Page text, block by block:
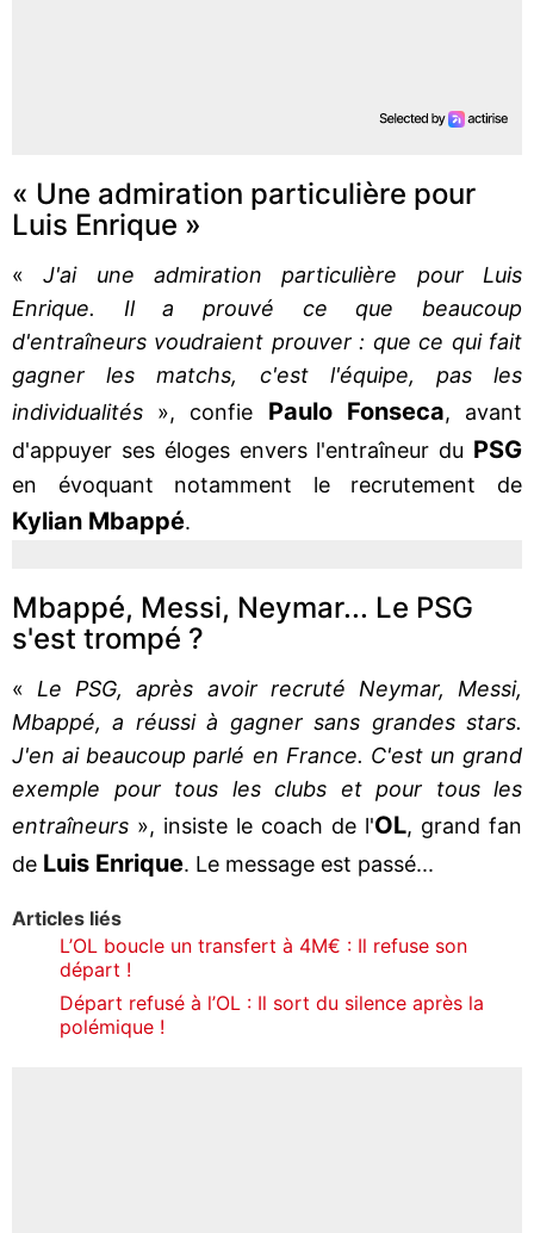
« Une admiration particulière pour
Luis Enrique »
«J'ai une admiration particulière pour Luis
Enrique. Il a prouvé ce que beaucoup
d'entraîneurs voudraient prouver : que ce qui fait
gagner les matchs, c'est l'équipe, pas les
individualités », confie Paulo Fonseca, avant
d'appuyer ses éloges envers l'entraîneur du PSG
en évoquant notamment le recrutement de
Kylian Mbappé.
Mbappé, Messi, Neymar... Le PSG
s'est trompé ?
« Le PSG, après avoir recruté Neymar, Messi,
Mbappé, a réussi à gagner sans grandes stars.
J'en ai beaucoup parlé en France. C'est un grand
exemple pour tous les clubs et pour tous les
entraîneurs », insiste le coach de l'OL, grand fan
de Luis Enrique. Le message est passé...
Articles liés
L’OL boucle un transfert à 4M€ : Il refuse son
départ !
Départ refusé à l’OL : Il sort du silence après la
polémique !